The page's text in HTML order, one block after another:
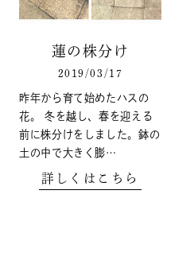
蓮の株分け
2019/03/17
昨年から育て始めたハスの
花。 冬を越し、春を迎える
前に株分けをしました。鉢の
土の中で大きく膨…
詳しくはこちら